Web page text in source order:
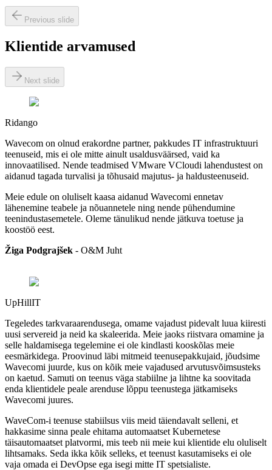
Previous slide
Klientide arvamused
Next slide
Ridango
Wavecom on olnud erakordne partner, pakkudes IT infrastruktuuri
teenuseid, mis ei ole mitte ainult usaldusväärsed, vaid ka
innovaatilised. Nende teadmised VMware VCloudi lahendustest on
aidanud tagada turvalisi ja tõhusaid majutus- ja haldusteenuseid.
Meie edule on oluliselt kaasa aidanud Wavecomi ennetav
lähenemine teabele ja nõuannetele ning nende pühendumine
teenindustasemetele. Oleme tänulikud nende jätkuva toetuse ja
koostöö eest.
Žiga Podgrajšek - O&M Juht
UpHillIT
Tegeledes tarkvaraarendusega, omame vajadust pidevalt luua kiiresti
uusi servereid ja neid ka skaleerida. Meie jaoks riistvara omamine ja
selle haldamisega tegelemine ei ole kindlasti kooskõlas meie
eesmärkidega. Proovinud läbi mitmeid teenusepakkujaid, jõudsime
Wavecomi juurde, kus on kõik meie vajadused arvutusvõimsusteks
on kaetud. Samuti on teenus väga stabiilne ja lihtne ka soovitada
enda klientidele peale arenduse lõppu teenustega jätkamiseks
Wavecomi juures.
WaveCom-i teenuse stabiilsus viis meid täiendavalt selleni, et
hakkasime sinna peale ehitama automaatset Kubernetese
täisautomaatset platvormi, mis teeb nii meie kui klientide elu oluliselt
lihtsamaks. Seda ikka kõik selleks, et teenust kasutamiseks ei ole
vaja omada ei DevOpse ega isegi mitte IT spetsialiste.